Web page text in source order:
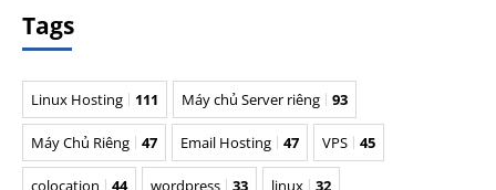
Tags
Linux Hosting 111 Máy chủ Server riêng 93
Máy Chủ Riêng 47 Email Hosting 47 VPS 45
colocation 44 wordpress 33 linux 32